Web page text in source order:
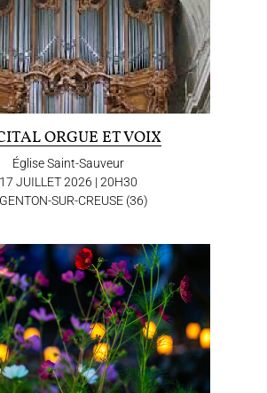
Press Partners
ORGUE ET VOIX
Église Saint-Sauveur
17 JUILLET 2026 | 20H30
SUR-CREUSE (36)